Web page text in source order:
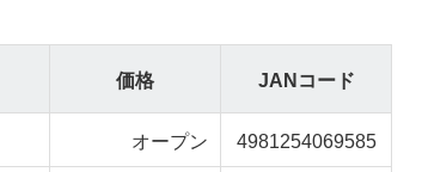
価格 JANコード
オープン 4981254069585